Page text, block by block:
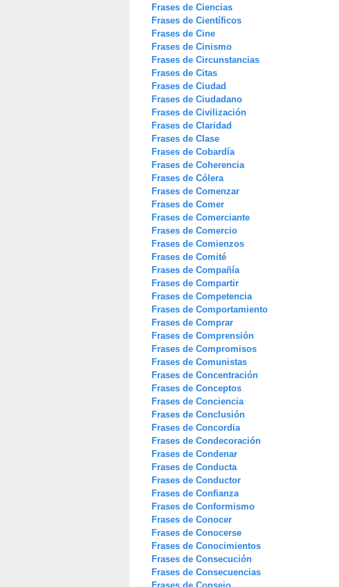
Frases de Ciencias
Frases de Científicos
Frases de Cine
Frases de Cinismo
Frases de Circunstancias
Frases de Citas
Frases de Ciudad
Frases de Ciudadano
Frases de Civilización
Frases de Claridad
Frases de Clase
Frases de Cobardía
Frases de Coherencia
Frases de Cólera
Frases de Comenzar
Frases de Comer
Frases de Comerciante
Frases de Comercio
Frases de Comienzos
Frases de Comité
Frases de Compañía
Frases de Compartir
Frases de Competencia
Frases de Comportamiento
Frases de Comprar
Frases de Comprensión
Frases de Compromisos
Frases de Comunistas
Frases de Concentración
Frases de Conceptos
Frases de Conciencia
Frases de Conclusión
Frases de Concordia
Frases de Condecoración
Frases de Condenar
Frases de Conducta
Frases de Conductor
Frases de Confianza
Frases de Conformismo
Frases de Conocer
Frases de Conocerse
Frases de Conocimientos
Frases de Consecución
Frases de Consecuencias